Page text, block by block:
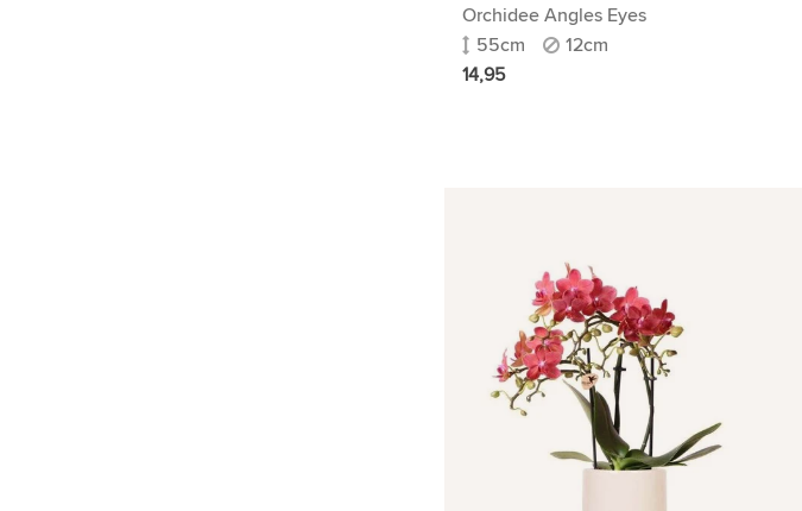
Orchidee Angles Eyes
55cm
12cm
14,95